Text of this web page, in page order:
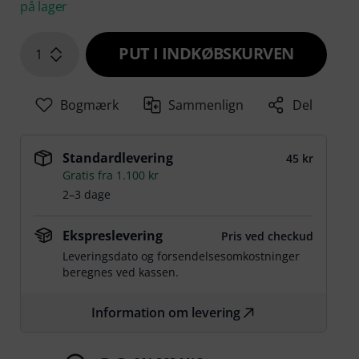
på lager
1 PUT I INDKØBSKURVEN
Bogmærk Sammenlign Del
Standardlevering
45 kr
Gratis fra 1.100 kr
2–3 dage
Ekspreslevering
Pris ved checkud
Leveringsdato og forsendelsesomkostninger
beregnes ved kassen.
Information om levering